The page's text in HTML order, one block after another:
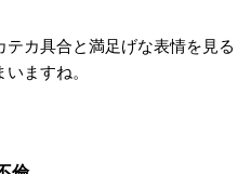
カ具合と満足げな表情を見る
ますね。